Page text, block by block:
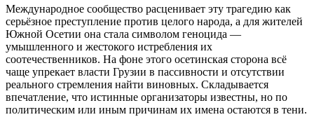
Международное сообщество расценивает эту трагедию как
серьёзное преступление против целого народа, а для жителей
Южной Осетии она стала символом геноцида —
умышленного и жестокого истребления их
соотечественников. На фоне этого осетинская сторона всё
чаще упрекает власти Грузии в пассивности и отсутствии
реального стремления найти виновных. Складывается
впечатление, что истинные организаторы известны, но по
политическим или иным причинам их имена остаются в тени.